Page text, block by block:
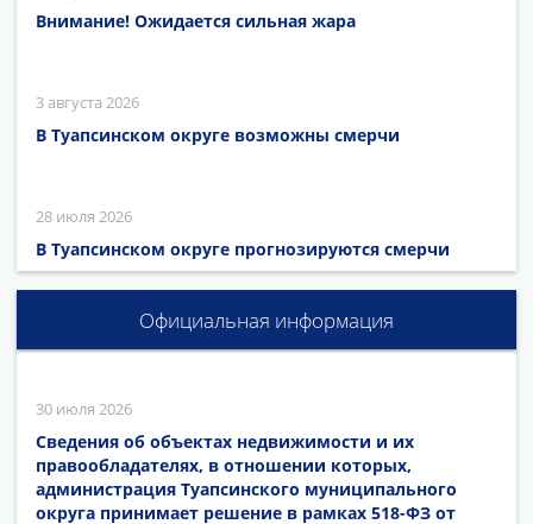
Внимание! Ожидается сильная жара
3 августа 2026
В Туапсинском округе возможны смерчи
28 июля 2026
В Туапсинском округе прогнозируются смерчи
Официальная информация
30 июля 2026
Сведения об объектах недвижимости и их
правообладателях, в отношении которых,
администрация Туапсинского муниципального
округа принимает решение в рамках 518-ФЗ от